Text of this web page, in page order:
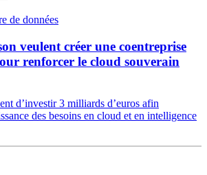
de données
veulent créer une coentreprise
renforcer le cloud souverain
d’investir 3 milliards d’euros afin
des besoins en cloud et en intelligence